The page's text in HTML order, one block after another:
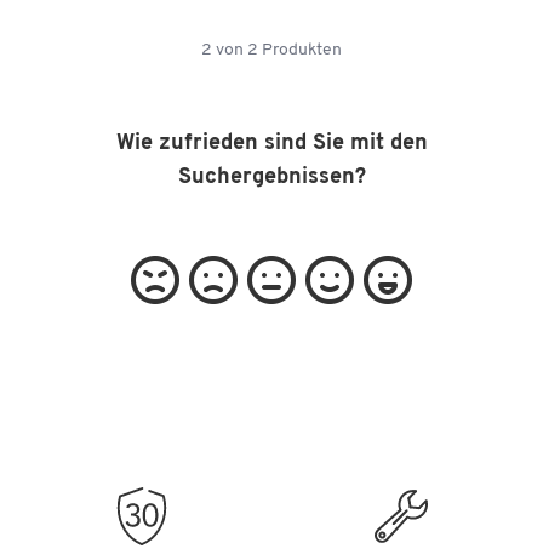
2 von 2 Produkten
Wie zufrieden sind Sie mit den
Suchergebnissen?